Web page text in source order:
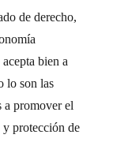
de derecho,
bien a
lo son las
a promover el
y protección de